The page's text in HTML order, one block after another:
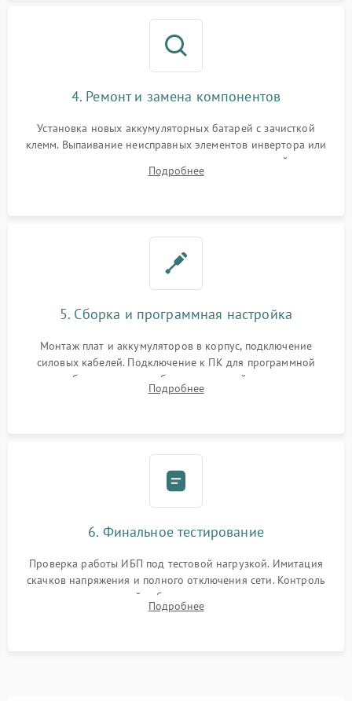
4. Ремонт и замена компонентов
Установка новых аккумуляторных батарей с зачисткой
клемм. Выпаивание неисправных элементов инвертора или
цепи зарядки и монтаж новых радиодеталей.
Восстановление поврежденных токоведущих дорожек и
Подробнее
5. Сборка и программная настройка
Монтаж плат и аккумуляторов в корпус, подключение
силовых кабелей. Подключение к ПК для программной
калибровки констант батареи, настройки порогов
срабатывания AVR и сброса счетчиков старения АКБ.
Подробнее
6. Финальное тестирование
Проверка работы ИБП под тестовой нагрузкой. Имитация
скачков напряжения и полного отключения сети. Контроль
времени автономной работы, температурного режима и
корректности формы выходного сигнала.
Подробнее